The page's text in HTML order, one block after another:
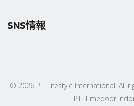
SNS情報
© 2026 PT. Lifestyle International. All
PT. Timedoor